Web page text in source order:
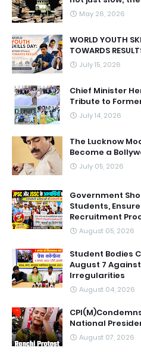
May 26, 2026
WORLD YOUTH
TOWARDS
July 15, 2026
Chief Minister
Tribute to
July 14, 2026
The Lucknow
Become a
July 05, 2026
Government
Students,
Recruitment
August 05, 2026
Student Bodies
August 7 Against
Irregularities
August 04, 2026
National
August 07, 2026